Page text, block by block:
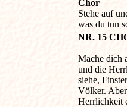
Chor
Stehe auf
was du tun
NR. 15
Mache dich
und die
siehe,
Völker.
Herrlichkeit